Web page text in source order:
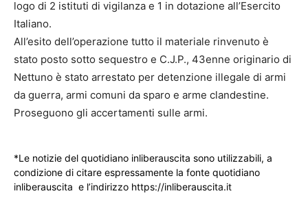
logo di 2 istituti di vigilanza e 1 in dotazione all’Esercito
Italiano.
All’esito dell’operazione tutto il materiale rinvenuto è
stato posto sotto sequestro e C.J.P., 43enne originario di
Nettuno è stato arrestato per detenzione illegale di armi
da guerra, armi comuni da sparo e arme clandestine.
Proseguono gli accertamenti sulle armi.
*Le notizie del quotidiano inliberauscita sono utilizzabili, a
condizione di citare espressamente la fonte quotidiano
inliberauscita e l’indirizzo https://inliberauscita.it